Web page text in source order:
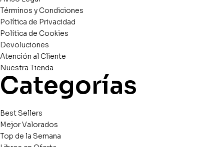
Términos y Condiciones
Política de Privacidad
Política de Cookies
Devoluciones
Atención al Cliente
Nuestra Tienda
Categorías
Best Sellers
Mejor Valorados
Top de la Semana